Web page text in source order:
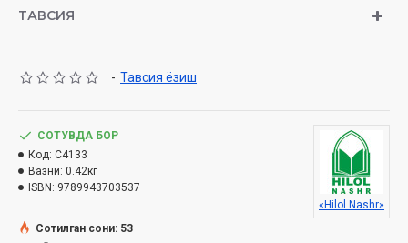
Нашриёт:
Ўлчами: 60×90 1/16
Ўзбекистон Республикаси Вазирлар Маҳкамаси ҳузуридаги
Дин ишлари бўйича қўмитанинг 2022 йилдаги 6675-сонли
хулосаси асосида тайёрланди.
ТАВСИЯ
- Тавсия ёзиш
СОТУВДА БОР
Код: C4133
Вазни: 0.42кг
ISBN: 9789943703537
«Hilol Nashr»
Сотилган сони: 53